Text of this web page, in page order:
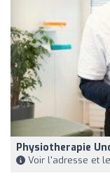
Physiotherapie
Voir l'adresse et